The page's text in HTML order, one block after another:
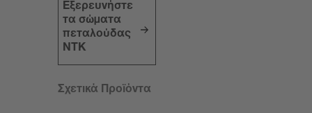
Εξερευνήστε
τα σώματα
πεταλούδας
NTK
Σχετικά Προϊόντα